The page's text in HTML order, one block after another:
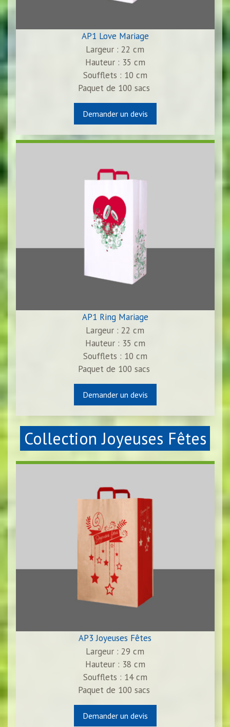
AP1 Love Mariage
Largeur : 22 cm
Hauteur : 35 cm
Soufflets : 10 cm
Paquet de 100 sacs
Demander un devis
AP1 Ring Mariage
Largeur : 22 cm
Hauteur : 35 cm
Soufflets : 10 cm
Paquet de 100 sacs
Demander un devis
Collection Joyeuses Fêtes
AP3 Joyeuses Fêtes
Largeur : 29 cm
Hauteur : 38 cm
Soufflets : 14 cm
Paquet de 100 sacs
Demander un devis